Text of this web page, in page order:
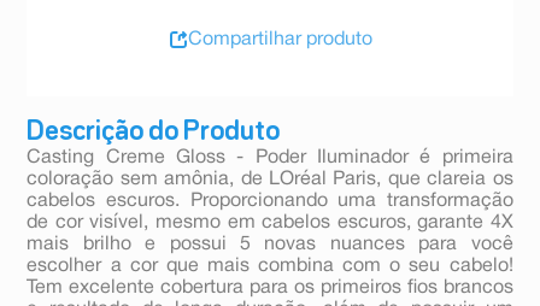
Descrição do Produto
Casting Creme Gloss - Poder Iluminador é primeira
coloração sem amônia, de LOréal Paris, que clareia os
cabelos escuros. Proporcionando uma transformação
de cor visível, mesmo em cabelos escuros, garante 4X
mais brilho e possui 5 novas nuances para você
escolher a cor que mais combina com o seu cabelo!
Tem excelente cobertura para os primeiros fios brancos
Compartilhar produto